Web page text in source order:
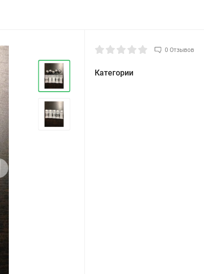
0 Отзывов
Категории